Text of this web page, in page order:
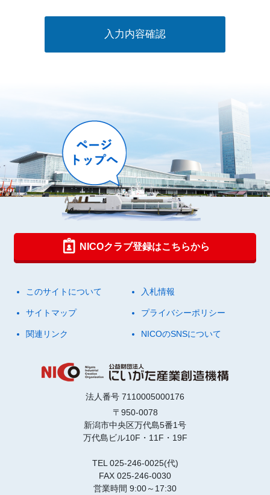
入力内容確認
NICOクラブ登録はこちらから
このサイトについて 入札情報
サイトマップ プライバシーポリシー
関連リンク NICOのSNSについて
法人番号 7110005000176
〒950-0078
新潟市中央区万代島5番1号
万代島ビル10F・11F・19F
TEL 025-246-0025(代)
FAX 025-246-0030
営業時間 9:00～17:30